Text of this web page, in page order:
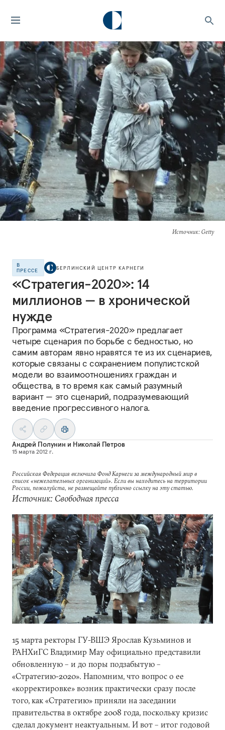
Источник: Getty
В
ПРЕССЕ
БЕРЛИНСКИЙ ЦЕНТР КАРНЕГИ
«Стратегия-2020»: 14
миллионов — в хронической
нужде
Программа «Стратегия-2020» предлагает
четыре сценария по борьбе с бедностью, но
самим авторам явно нравятся те из их сценариев,
которые связаны с сохранением популистской
модели во взаимоотношениях граждан и
общества, в то время как самый разумный
вариант — это сценарий, подразумевающий
введение прогрессивного налога.
Андрей Полунин и Николай Петров
15 марта 2012 г.
Российская Федерация включила Фонд Карнеги за международный мир в
список «нежелательных организаций». Если вы находитесь на территории
России, пожалуйста, не размещайте публично ссылку на эту статью.
Источник: Свободная пресса
15 марта ректоры ГУ-ВШЭ Ярослав Кузьминов и
РАНХиГС Владимир Мау официально представили
обновленную – и до поры подзабытую –
«Стратегию-2020». Напомним, что вопрос о ее
«корректировке» возник практически сразу после
того, как «Стратегию» приняли на заседании
правительства в октябре 2008 года, поскольку кризис
сделал документ неактуальным. И вот – итог годовой